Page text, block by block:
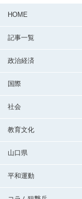
HOME
記事一覧
政治経済
国際
社会
教育文化
山口県
平和運動